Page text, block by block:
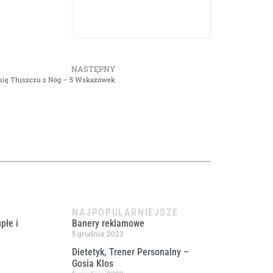
NASTĘPNY
Tłuszczu z Nóg – 5 Wskazówek
i
NAJPOPULARNIEJSZE
Banery reklamowe
5 grudnia 2023
Dietetyk, Trener Personalny –
Gosia Klos